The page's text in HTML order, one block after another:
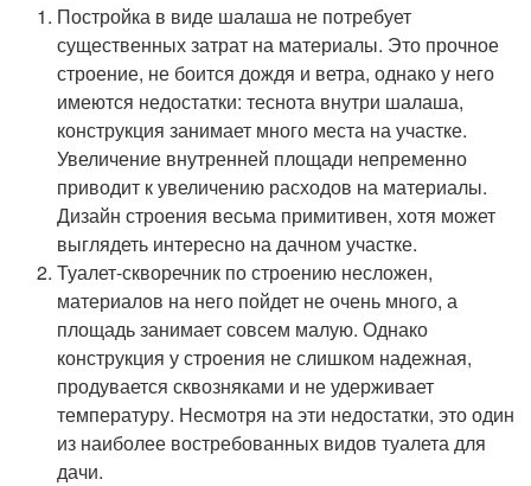
Постройка в виде шалаша не потребует
существенных затрат на материалы. Это прочное
строение, не боится дождя и ветра, однако у него
имеются недостатки: теснота внутри шалаша,
конструкция занимает много места на участке.
Увеличение внутренней площади непременно
приводит к увеличению расходов на материалы.
Дизайн строения весьма примитивен, хотя может
выглядеть интересно на дачном участке.
Туалет-скворечник по строению несложен,
материалов на него пойдет не очень много, а
площадь занимает совсем малую. Однако
конструкция у строения не слишком надежная,
продувается сквозняками и не удерживает
температуру. Несмотря на эти недостатки, это один
из наиболее востребованных видов туалета для
дачи.